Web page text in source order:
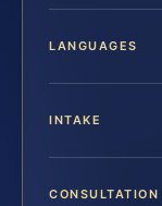
LANGUAGES
INTAKE
CONSULTATION